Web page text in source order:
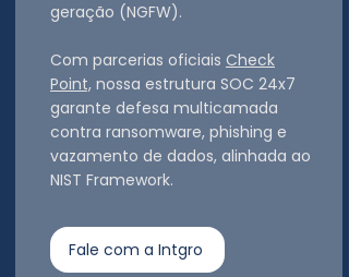
geração (NGFW).
Com parcerias oficiais Check
Point, nossa estrutura SOC 24x7
garante defesa multicamada
contra ransomware, phishing e
vazamento de dados, alinhada ao
NIST Framework.
Fale com a Intgro